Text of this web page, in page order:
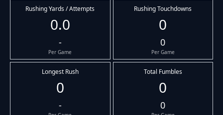
Rushing Yards / Attempts
0.0
-
Per Game
Rushing Touchdowns
0
0
Per Game
Longest Rush
0
-
Total Fumbles
0
0